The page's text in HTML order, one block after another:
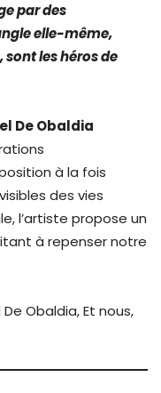
par des
elle-même,
les héros de
De Obaldia
à la fois
des vies
l’artiste propose un
à repenser notre
Obaldia, Et nous,